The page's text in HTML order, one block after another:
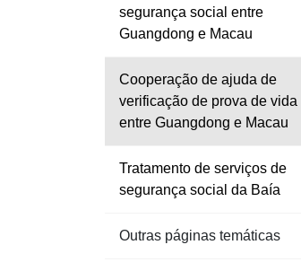
segurança social entre
Guangdong e Macau
Cooperação de ajuda de
verificação de prova de vida
entre Guangdong e Macau
Tratamento de serviços de
segurança social da Baía
Outras páginas temáticas